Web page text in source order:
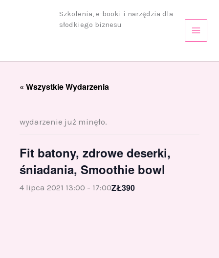
Szkolenia, e-booki i narzędzia dla
słodkiego biznesu
« Wszystkie Wydarzenia
wydarzenie już minęło.
Fit batony, zdrowe deserki,
śniadania, Smoothie bowl
4 lipca 2021 13:00 - 17:00ZŁ390